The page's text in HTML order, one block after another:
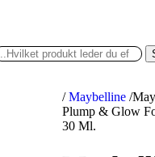
/ Maybelline /
Plump & Glow
30 Ml.